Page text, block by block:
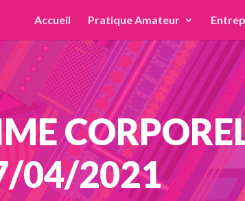
Accueil Pratique Amateur
04/2021